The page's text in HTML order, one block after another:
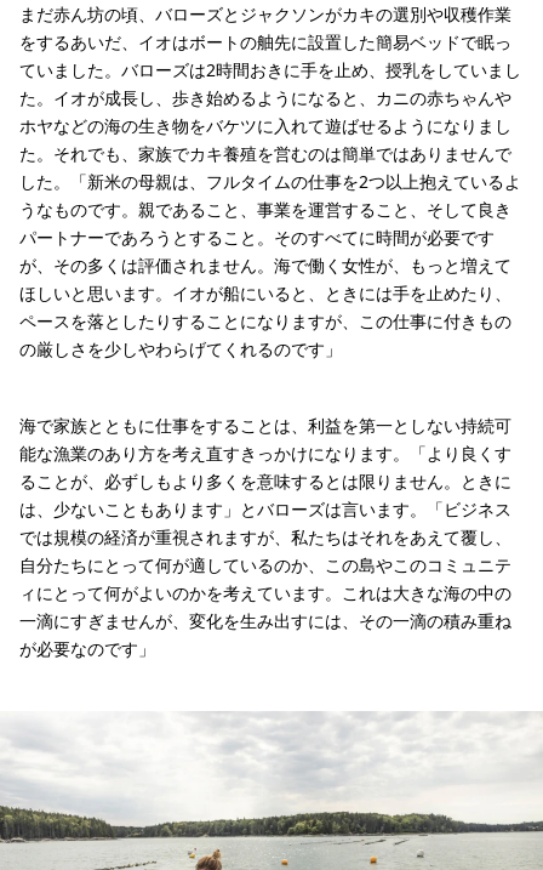
まだ赤ん坊の頃、バローズとジャクソンがカキの選別や収穫作業
をするあいだ、イオはボートの舳先に設置した簡易ベッドで眠っ
ていました。バローズは2時間おきに手を止め、授乳をしていまし
た。イオが成長し、歩き始めるようになると、カニの赤ちゃんや
ホヤなどの海の生き物をバケツに入れて遊ばせるようになりまし
た。それでも、家族でカキ養殖を営むのは簡単ではありませんで
した。「新米の母親は、フルタイムの仕事を2つ以上抱えているよ
うなものです。親であること、事業を運営すること、そして良き
パートナーであろうとすること。そのすべてに時間が必要です
が、その多くは評価されません。海で働く女性が、もっと増えて
ほしいと思います。イオが船にいると、ときには手を止めたり、
ペースを落としたりすることになりますが、この仕事に付きもの
の厳しさを少しやわらげてくれるのです」
海で家族とともに仕事をすることは、利益を第一としない持続可
能な漁業のあり方を考え直すきっかけになります。「より良くす
ることが、必ずしもより多くを意味するとは限りません。ときに
は、少ないこともあります」とバローズは言います。「ビジネス
では規模の経済が重視されますが、私たちはそれをあえて覆し、
自分たちにとって何が適しているのか、この島やこのコミュニテ
ィにとって何がよいのかを考えています。これは大きな海の中の
一滴にすぎませんが、変化を生み出すには、その一滴の積み重ね
が必要なのです」